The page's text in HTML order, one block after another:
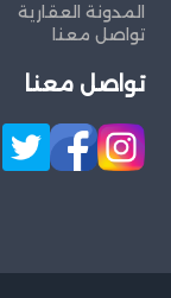
المدونة العقارية
تواصل معنا
تواصل معنا